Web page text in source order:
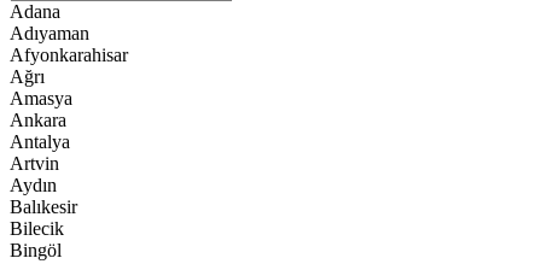
Adana
Adıyaman
Afyonkarahisar
Ağrı
Amasya
Ankara
Antalya
Artvin
Aydın
Balıkesir
Bilecik
Bingöl